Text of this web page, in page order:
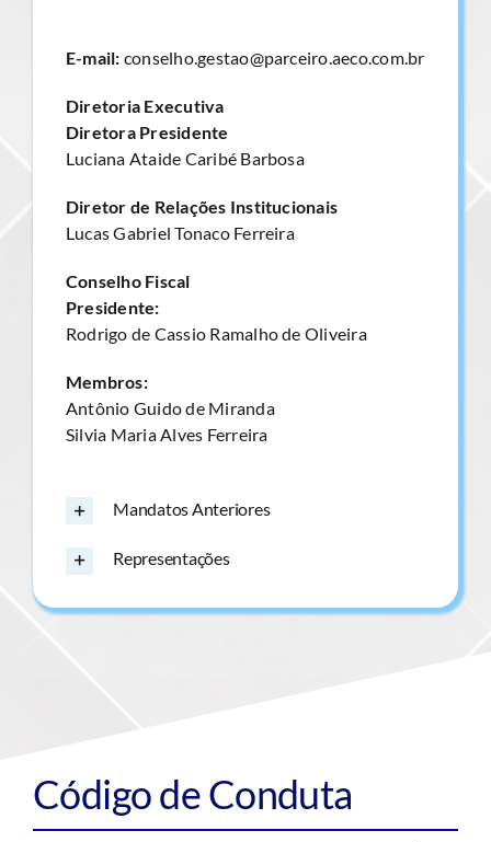
E-mail: conselho.gestao@parceiro.aeco.com.br
Diretoria Executiva
Diretora Presidente
Luciana Ataide Caribé Barbosa
Diretor de Relações Institucionais
Lucas Gabriel Tonaco Ferreira
Conselho Fiscal
Presidente:
Rodrigo de Cassio Ramalho de Oliveira
Membros:
Antônio Guido de Miranda
Silvia Maria Alves Ferreira
Mandatos Anteriores
Representações
Código de Conduta